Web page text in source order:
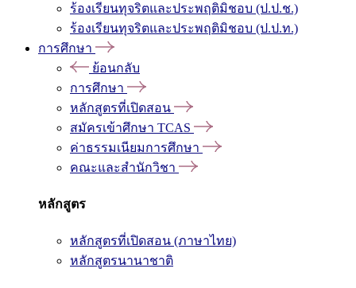
ร้องเรียนทุจริตและประพฤติมิชอบ (ป.ป.ช.)
ร้องเรียนทุจริตและประพฤติมิชอบ (ป.ป.ท.)
การศึกษา
ย้อนกลับ
การศึกษา
หลักสูตรที่เปิดสอน
สมัครเข้าศึกษา TCAS
ค่าธรรมเนียมการศึกษา
คณะและสำนักวิชา
หลักสูตร
หลักสูตรที่เปิดสอน (ภาษาไทย)
หลักสูตรนานาชาติ